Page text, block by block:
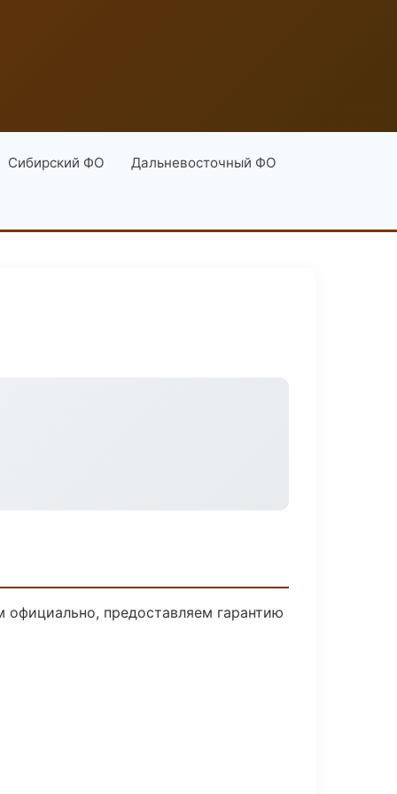
Сибирский ФО Дальневосточный ФО
предоставляем гарантию